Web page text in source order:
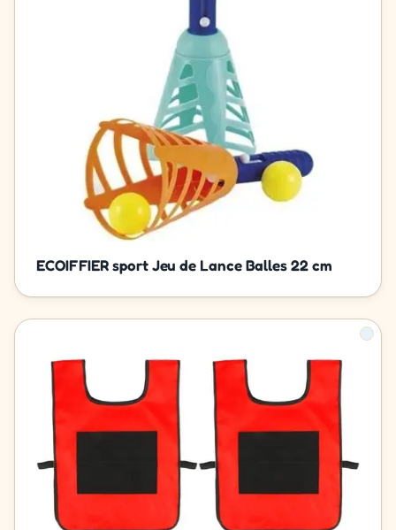
ECOIFFIER sport Jeu de Lance Balles 22 cm